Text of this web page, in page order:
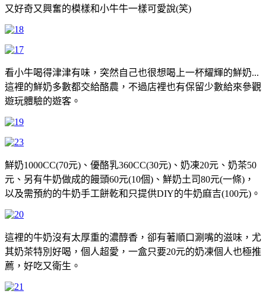
又好奇又興奮的模樣和小牛牛一樣可愛說(笑)
看小牛喝得津津有味，突然自己也很想喝上一杯耀輝的鮮奶...
這裡的鮮奶多數都交給酪農，不過店裡也有保留少數給來參觀
遊玩體驗的遊客。
鮮奶1000CC(70元)、優酪乳360CC(30元)、奶凍20元、奶茶50
元、另有牛奶做成的饅頭60元(10個)、鮮奶土司80元(一條)，
以及需預約的牛奶手工餅乾和只提供DIY的牛奶麻吉(100元)。
這裡的牛奶沒有太厚重的濃醇香，卻有著順口涮嘴的滋味，尤
其奶茶特別好喝，個人超愛，一盒只要20元的奶凍個人也極推
薦，好吃又衛生。